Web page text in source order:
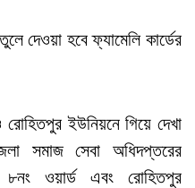
দেওয়া হবে ফ্যামেলি কার্ডের
ইউনিয়নে গিয়ে দেখা
সমাজ সেবা অধিদপ্তরের
৮নং ওয়ার্ড এবং রোহিতপুর